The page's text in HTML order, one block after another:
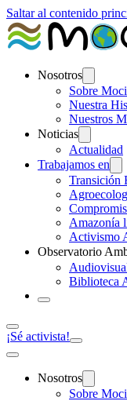
Saltar al contenido
Nosotros
Sobre
Nuestra
Nuestros
Noticias
Actualidad
Trabajamos en
Transición
Amazonía
Activismo
Observatorio
Biblioteca
¡Sé activista!
Nosotros
Sobre